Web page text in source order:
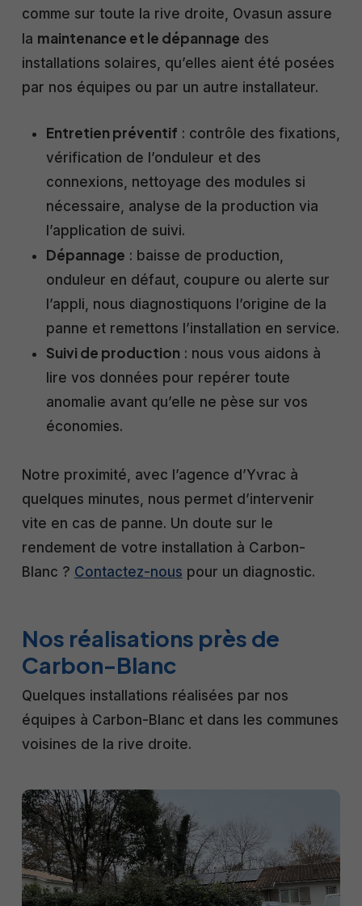
comme sur toute la rive droite, Ovasun assure
la maintenance et le dépannage des
installations solaires, qu’elles aient été posées
par nos équipes ou par un autre installateur.
Entretien préventif : contrôle des fixations,
vérification de l’onduleur et des
connexions, nettoyage des modules si
nécessaire, analyse de la production via
l’application de suivi.
Dépannage : baisse de production,
onduleur en défaut, coupure ou alerte sur
l’appli, nous diagnostiquons l’origine de la
panne et remettons l’installation en service.
Suivi de production: nous vous aidons à
lire vos données pour repérer toute
anomalie avant qu’elle ne pèse sur vos
économies.
Notre proximité, avec l’agence d’Yvrac à
quelques minutes, nous permet d’intervenir
vite en cas de panne. Un doute sur le
rendement de votre installation à Carbon-
Blanc ? Contactez-nous pour un diagnostic.
Nos réalisations près de
Carbon-Blanc
Quelques installations réalisées par nos
équipes à Carbon-Blanc et dans les communes
voisines de la rive droite.